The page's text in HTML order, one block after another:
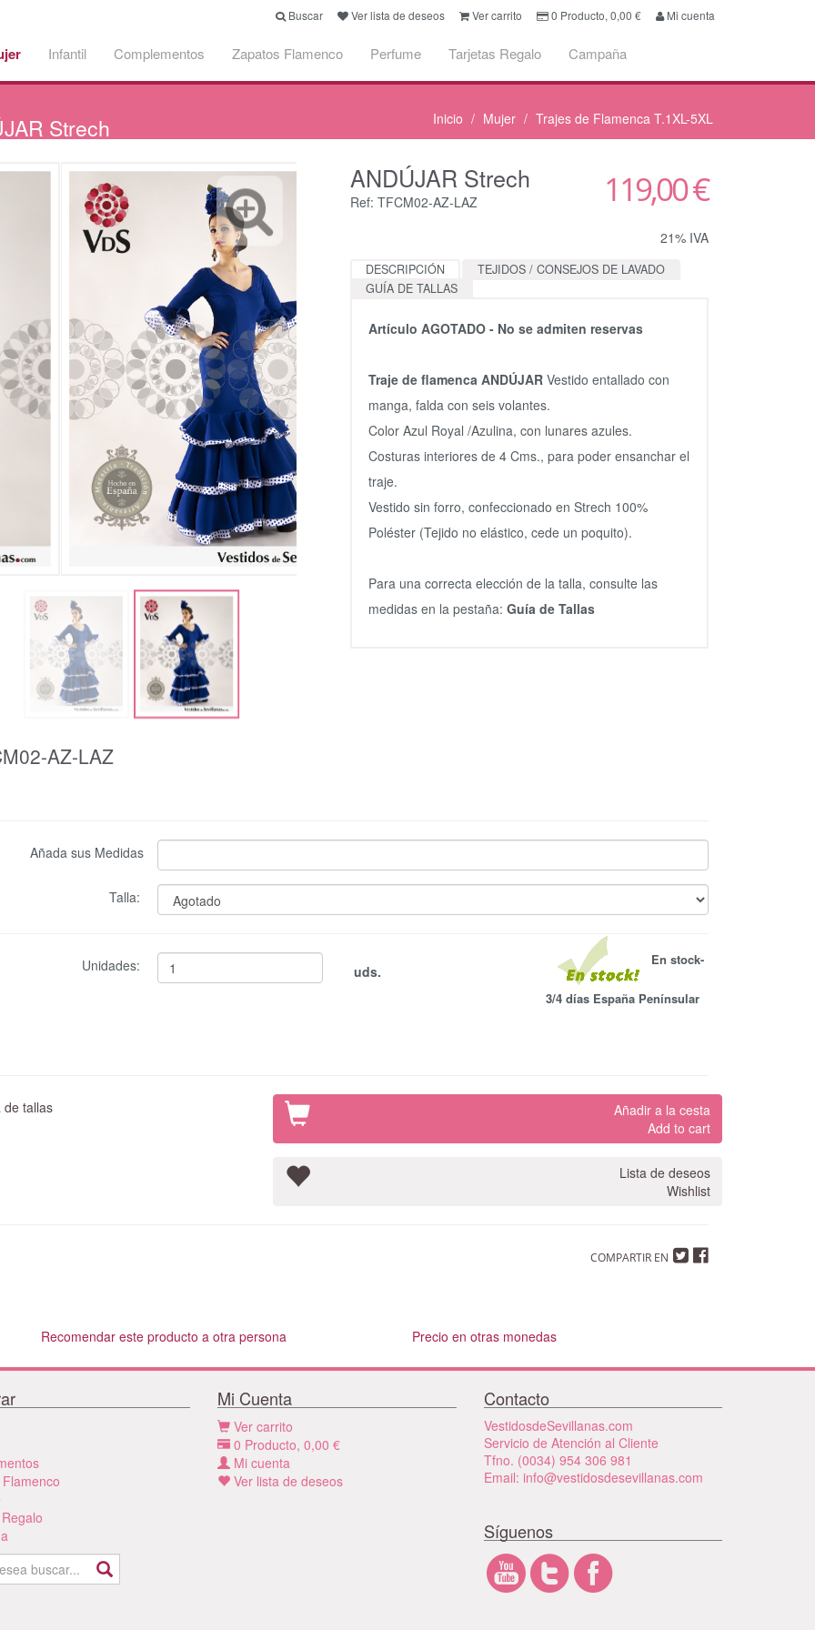
Buscar Ver lista de deseos Ver carrito 0 Producto, 0,00 € Mi cuenta
Infantil Complementos Zapatos Flamenco Perfume Tarjetas Regalo Campaña
Strech Inicio Mujer Trajes de Flamenca T.1XL-5XL
AZ-LAZ
ANDÚJAR Strech
Ref: TFCM02-AZ-LAZ 119,00 €
21% IVA
DESCRIPCIÓN
TEJIDOS / CONSEJOS DE LAVADO
GUÍA DE TALLAS
Artículo AGOTADO - No se admiten reservas
Traje de flamenca ANDÚJAR Vestido entallado con
manga, falda con seis volantes.
Color Azul Royal /Azulina, con lunares azules.
Costuras interiores de 4 Cms., para poder ensanchar el
traje.
Vestido sin forro, confeccionado en Strech 100%
Poléster (Tejido no elástico, cede un poquito).
Para una correcta elección de la talla, consulte las
medidas en la pestaña:Guía de Tallas
Añada sus Medidas
Talla:
Unidades: uds.
En stock-
3/4 días España Penínsular
tallas
Añadir a la cesta
Add to cart
Lista de deseos
Wishlist
COMPARTIR EN
Recomendar este producto a otra persona Precio en otras monedas
Mi Cuenta
Ver carrito
0 Producto, 0,00 €
Mi cuenta
Ver lista de deseos
Contacto
VestidosdeSevillanas.com
Servicio de Atención al Cliente
Tfno. (0034) 954 306 981
Email: info@vestidosdesevillanas.com
Síguenos